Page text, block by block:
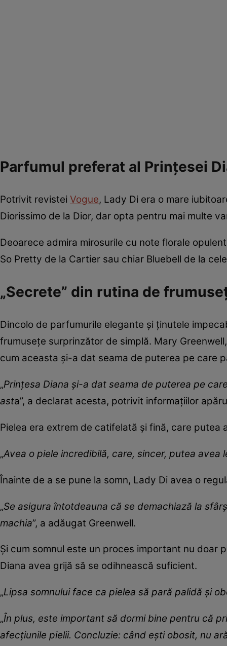
Parfumul preferat al Prințesei
Potrivit revistei Vogue, Lady Di era o mare
Diorissimo de la Dior, dar opta pentru mai multe
Deoarece admira mirosurile cu note florale
So Pretty de la Cartier sau chiar Bluebell de la
„Secrete” din rutina de
Dincolo de parfumurile elegante și ținutele
frumusețe surprinzător de simplă. Mary
cum aceasta și-a dat seama de puterea pe care
„Prințesa Diana și-a dat seama de puterea pe
asta”, a declarat acesta, potrivit informațiilor
Pielea era extrem de catifelată și fină, care
„Avea o piele incredibilă, care, sincer, putea avea
Înainte de a se pune la somn, Lady Di avea o
„Se asigura întotdeauna că se demachiază la
machia”, a adăugat Greenwell.
Și cum somnul este un proces important nu doar
Diana avea grijă să se odihnească suficient.
„Lipsa somnului face ca pielea să pară palidă și
„În plus, este important să dormi bine pentru că
afecțiunile pielii. Concluzie: când ești obosit, nu